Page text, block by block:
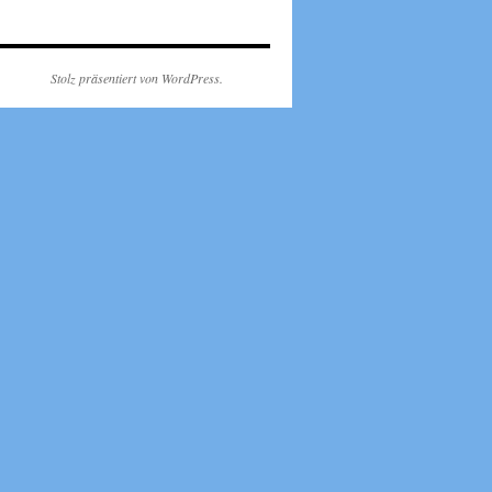
Stolz präsentiert von WordPress.